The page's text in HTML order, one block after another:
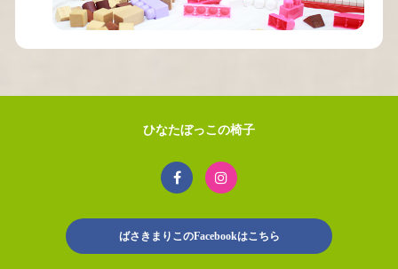
ひなたぼっこの椅子
ばさきまりこのFacebookはこちら